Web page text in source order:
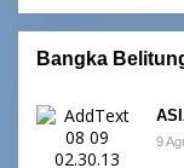
Bangka
9